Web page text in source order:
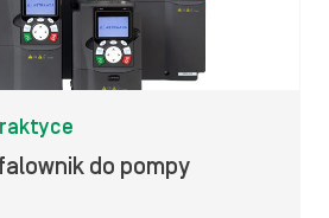
do pompy